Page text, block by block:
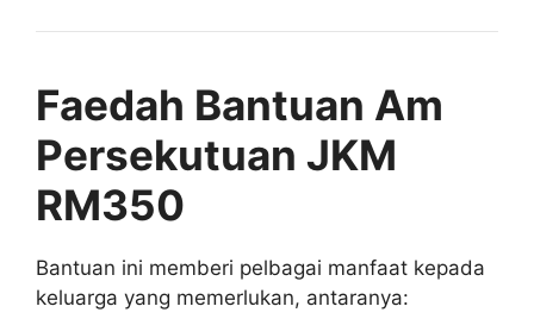
Faedah Bantuan Am
Persekutuan JKM
RM350
Bantuan ini memberi pelbagai manfaat kepada
keluarga yang memerlukan, antaranya: